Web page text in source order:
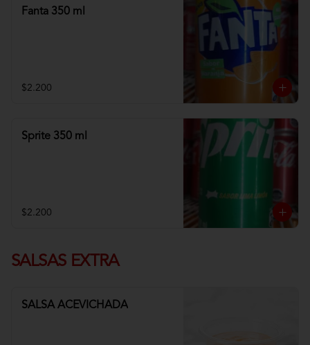
Fanta 350 ml
$2.200
Sprite 350 ml
$2.200
SALSAS EXTRA
SALSA ACEVICHADA